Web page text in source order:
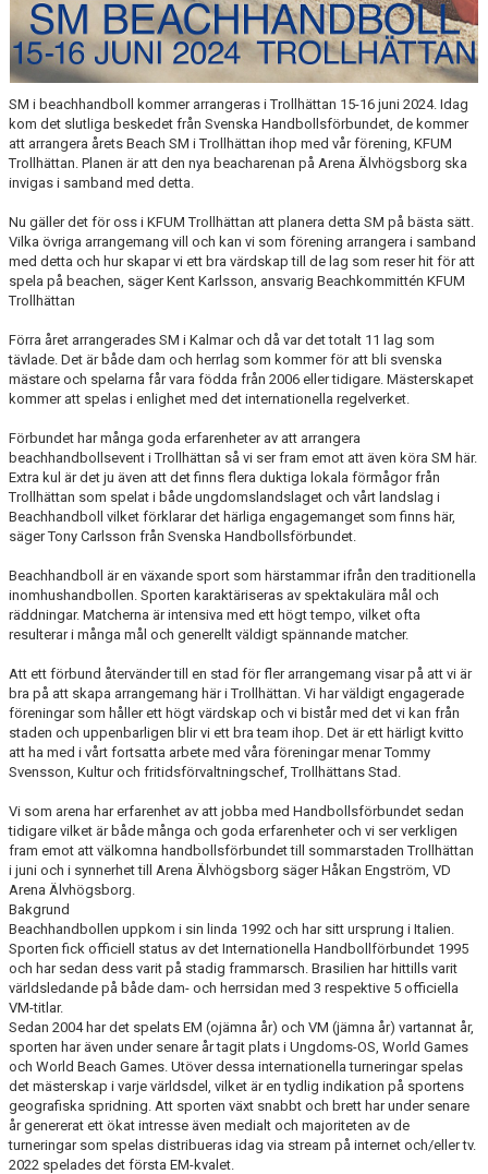
KALENDER
HEMMAMATCHER
BILDGALLERI
MATCHER
FÖRSÄKRING HANDBOLL
TRÄNINGSTID UNGDOM 2627
VISION
SPONSORPAKET
STYRELSEN
MINA SIDOR
SM i beachhandboll kommer arrangeras i Trollhättan 15-16 juni 2024. Idag
kom det slutliga beskedet från Svenska Handbollsförbundet, de kommer
att arrangera årets Beach SM i Trollhättan ihop med vår förening, KFUM
Trollhättan. Planen är att den nya beacharenan på Arena Älvhögsborg ska
invigas i samband med detta.
Nu gäller det för oss i KFUM Trollhättan att planera detta SM på bästa sätt.
Vilka övriga arrangemang vill och kan vi som förening arrangera i samband
med detta och hur skapar vi ett bra värdskap till de lag som reser hit för att
spela på beachen, säger Kent Karlsson, ansvarig Beachkommittén KFUM
Trollhättan
Förra året arrangerades SM i Kalmar och då var det totalt 11 lag som
tävlade. Det är både dam och herrlag som kommer för att bli svenska
mästare och spelarna får vara födda från 2006 eller tidigare. Mästerskapet
kommer att spelas i enlighet med det internationella regelverket.
Förbundet har många goda erfarenheter av att arrangera
beachhandbollsevent i Trollhättan så vi ser fram emot att även köra SM här.
Extra kul är det ju även att det finns flera duktiga lokala förmågor från
Trollhättan som spelat i både ungdomslandslaget och vårt landslag i
Beachhandboll vilket förklarar det härliga engagemanget som finns här,
säger Tony Carlsson från Svenska Handbollsförbundet.
Beachhandboll är en växande sport som härstammar ifrån den traditionella
inomhushandbollen. Sporten karaktäriseras av spektakulära mål och
räddningar. Matcherna är intensiva med ett högt tempo, vilket ofta
resulterar i många mål och generellt väldigt spännande matcher.
Att ett förbund återvänder till en stad för fler arrangemang visar på att vi är
bra på att skapa arrangemang här i Trollhättan. Vi har väldigt engagerade
föreningar som håller ett högt värdskap och vi bistår med det vi kan från
staden och uppenbarligen blir vi ett bra team ihop. Det är ett härligt kvitto
att ha med i vårt fortsatta arbete med våra föreningar menar Tommy
Svensson, Kultur och fritidsförvaltningschef, Trollhättans Stad.
Vi som arena har erfarenhet av att jobba med Handbollsförbundet sedan
tidigare vilket är både många och goda erfarenheter och vi ser verkligen
fram emot att välkomna handbollsförbundet till sommarstaden Trollhättan
i juni och i synnerhet till Arena Älvhögsborg säger Håkan Engström, VD
Arena Älvhögsborg.
Bakgrund
Beachhandbollen uppkom i sin linda 1992 och har sitt ursprung i Italien.
Sporten fick officiell status av det Internationella Handbollförbundet 1995
och har sedan dess varit på stadig frammarsch. Brasilien har hittills varit
världsledande på både dam- och herrsidan med 3 respektive 5 officiella
VM-titlar.
Sedan 2004 har det spelats EM (ojämna år) och VM (jämna år) vartannat år,
sporten har även under senare år tagit plats i Ungdoms-OS, World Games
och World Beach Games. Utöver dessa internationella turneringar spelas
det mästerskap i varje världsdel, vilket är en tydlig indikation på sportens
geografiska spridning. Att sporten växt snabbt och brett har under senare
år genererat ett ökat intresse även medialt och majoriteten av de
turneringar som spelas distribueras idag via stream på internet och/eller tv.
2022 spelades det första EM-kvalet.